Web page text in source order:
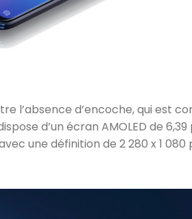
l’absence d’encoche, qui est
d’un écran AMOLED de
une définition de 2 280 x 1 080